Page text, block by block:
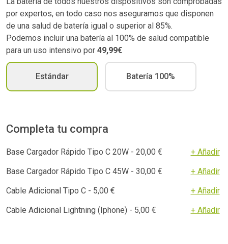
por expertos, en todo caso nos aseguramos que disponen
de una salud de batería igual o superior al 85%.
Podemos incluir una batería al 100% de salud compatible
para un uso intensivo por 49,99€
Estándar Batería 100%
Completa tu compra
Base Cargador Rápido Tipo C 20W - 20,00 €
+ Añadir
Base Cargador Rápido Tipo C 45W - 30,00 €
+ Añadir
Cable Adicional Tipo C - 5,00 €
+ Añadir
Cable Adicional Lightning (Iphone) - 5,00 €
+ Añadir